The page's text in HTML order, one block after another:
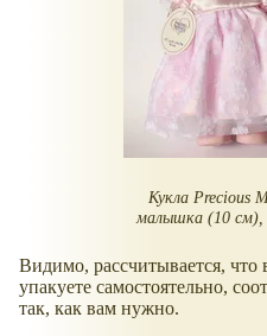
Кукла Precious
малышка (10 см),
Видимо, рассчитывается, что
упакуете самостоятельно,
так, как вам нужно.